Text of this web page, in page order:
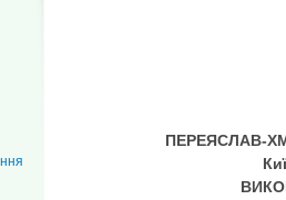
ПЕРЕЯСЛАВ-